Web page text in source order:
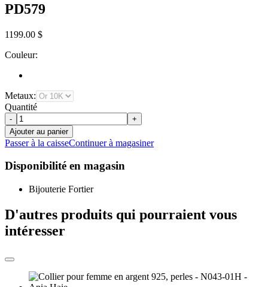
PD579
1199.00 $
Couleur:
Metaux:
Quantité
-
+
Ajouter au panier
Passer à la caisseContinuer à magasiner
Disponibilité en magasin
Bijouterie Fortier
D'autres produits qui pourraient vous
intéresser